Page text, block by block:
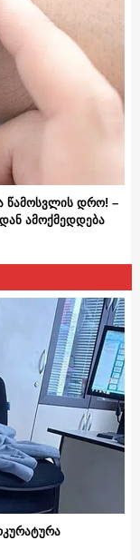
წამოსვლის დრო! –
ამოქმედდება